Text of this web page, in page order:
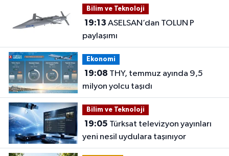
Bilim ve Teknoloji
19:13
paylaşımı
Ekonomi
19:08
milyon yolcu taşıdı
Bilim ve Teknoloji
19:05
yeni nesil uydulara taşınıyor